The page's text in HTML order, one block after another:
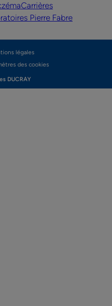
Carrières
Pierre Fabre
légales
des cookies
DUCRAY